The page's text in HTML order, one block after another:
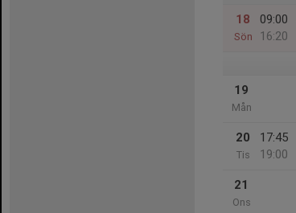
18
Sön
09:00
16:20
19
Mån
20
Tis
17:45
19:00
21
Ons